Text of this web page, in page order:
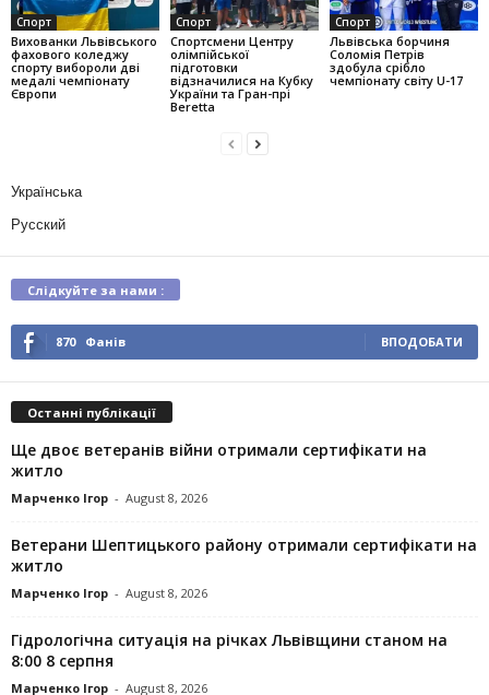
Спорт
Вихованки Львівського
фахового коледжу
спорту вибороли дві
медалі чемпіонату
Європи
Спорт
Спортсмени Центру
олімпійської
підготовки
відзначилися на Кубку
України та Гран-прі
Beretta
Спорт
Львівська борчиня
Соломія Петрів
здобула срібло
чемпіонату світу U-17
Українська
Русский
Слідкуйте за нами :
870 Фанів ВПОДОБАТИ
Останні публікації
Ще двоє ветеранів війни отримали сертифікати на
житло
Марченко Ігор - August 8, 2026
Ветерани Шептицького району отримали сертифікати на
житло
Марченко Ігор - August 8, 2026
Гідрологічна ситуація на річках Львівщини станом на
8:00 8 серпня
Марченко Ігор - August 8, 2026